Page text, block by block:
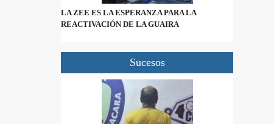
LA ZEE ES LA ESPERANZA PARA LA
REACTIVACIÓN DE LA GUAIRA
Sucesos